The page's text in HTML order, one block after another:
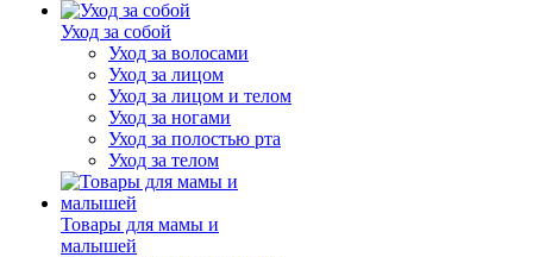
Уход за собой
Уход за волосами
Уход за лицом
Уход за лицом и телом
Уход за ногами
Уход за полостью рта
Уход за телом
Товары для мамы и
малышей